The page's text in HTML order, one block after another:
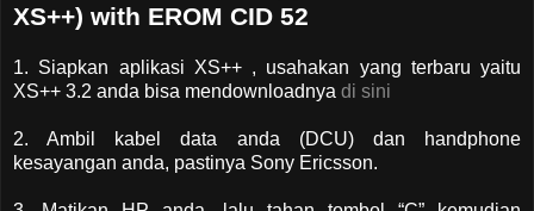
XS++) with EROM CID 52
1. Siapkan aplikasi XS++ , usahakan yang terbaru yaitu
XS++ 3.2 anda bisa mendownloadnya di sini
2. Ambil kabel data anda (DCU) dan handphone
kesayangan anda, pastinya Sony Ericsson.